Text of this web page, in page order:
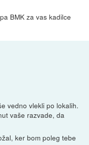
BMK za vas kadilce
vedno vlekli po lokalih.
vaše razvade, da
ker bom poleg tebe